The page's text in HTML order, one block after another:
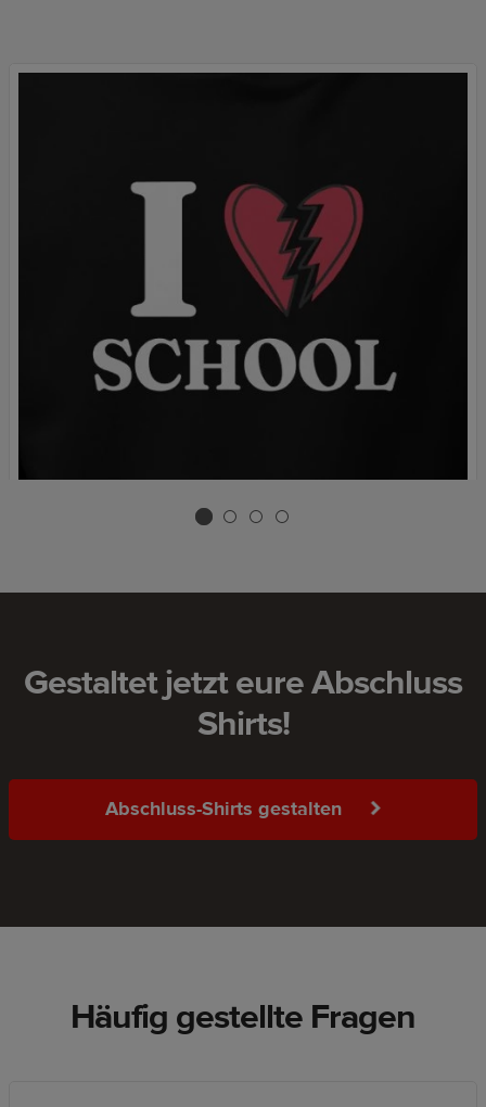
Gestaltet jetzt eure Abschluss
Shirts!
Abschluss-Shirts gestalten
Häufig gestellte Fragen